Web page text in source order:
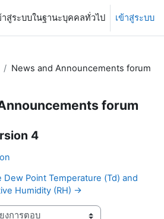
สู่ระบบในฐานะบุคคลทั่วไป เข้าสู่ระบบ
News and Announcements forum
forum
4
Point Temperature (Td) and
Humidity (RH) →